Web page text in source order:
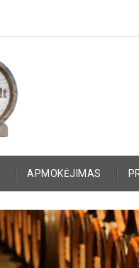
APMOKĖJIMAS